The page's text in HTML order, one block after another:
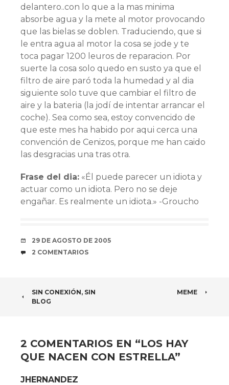
delantero..con lo que a la mas minima
absorbe agua y la mete al motor provocando
que las bielas se doblen. Traduciendo, que si
le entra agua al motor la cosa se jode y te
toca pagar 1200 leuros de reparacion. Por
suerte la cosa solo quedo en susto ya que el
filtro de aire paró toda la humedad y al dia
siguiente solo tuve que cambiar el filtro de
aire y la bateria (la jodí­ de intentar arrancar el
coche). Sea como sea, estoy convencido de
que este mes ha habido por aqui cerca una
convención de Cenizos, porque me han caido
las desgracias una tras otra.
Frase del dia: «Él puede parecer un idiota y
actuar como un idiota. Pero no se deje
engañar. Es realmente un idiota.» -Groucho
FECHA
29 DE AGOSTO DE 2005
COMENTARIOS
2 COMENTARIOS
NAVEGADOR
ARTÍCULOS
SIN CONEXIÓN, SIN
BLOG
MEME
2 COMENTARIOS EN “LOS HAY
QUE NACEN CON ESTRELLA”
JHERNANDEZ